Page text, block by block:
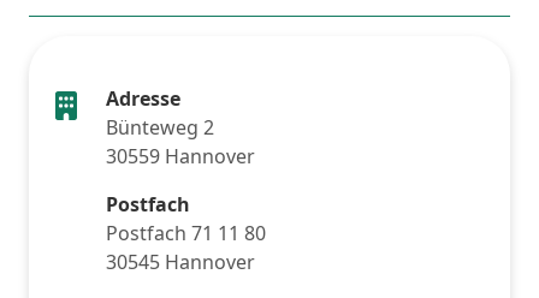
Adresse
Bünteweg 2
30559 Hannover
Postfach
Postfach 71 11 80
30545 Hannover